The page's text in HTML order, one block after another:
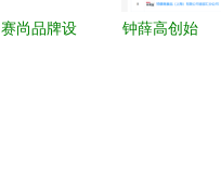
展望
赛尚品牌设
钟薛高创始